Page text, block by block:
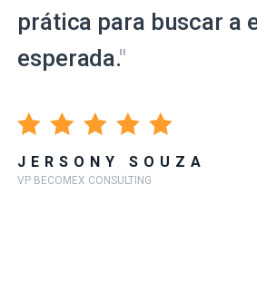
prática para buscar a
esperada."
JERSONY SOUZA
VP BECOMEX CONSULTING